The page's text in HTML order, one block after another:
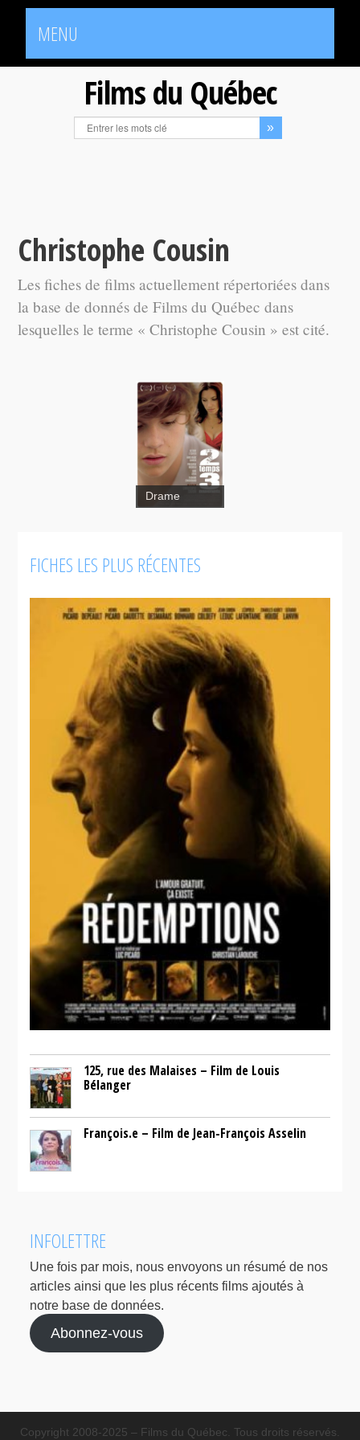
MENU
Films du Québec
Christophe Cousin
Les fiches de films actuellement répertoriées dans
la base de donnés de Films du Québec dans
lesquelles le terme « Christophe Cousin » est cité.
Drame
FICHES LES PLUS RÉCENTES
125, rue des Malaises – Film de Louis
Bélanger
François.e – Film de Jean-François Asselin
INFOLETTRE
Une fois par mois, nous envoyons un résumé de nos
articles ainsi que les plus récents films ajoutés à
notre base de données.
Abonnez-vous
Copyright 2008-2025 – Films du Québec. Tous droits réservés.